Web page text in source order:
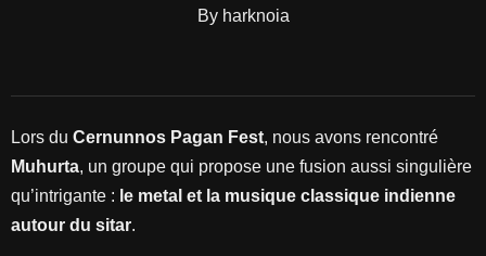
By harknoia
Lors du Cernunnos Pagan Fest, nous avons rencontré
Muhurta, un groupe qui propose une fusion aussi singulière
qu’intrigante : le metal et la musique classique indienne
autour du sitar.